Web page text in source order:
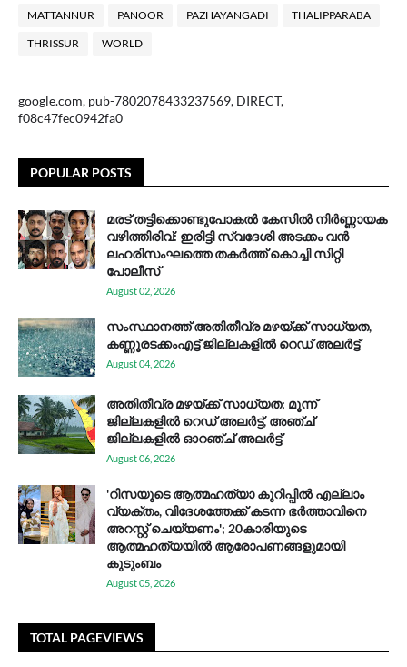
MATTANNUR PANOOR PAZHAYANGADI THALIPPARABA
THRISSUR WORLD
google.com, pub-7802078433237569, DIRECT,
f08c47fec0942fa0
POPULAR POSTS
മരട് തട്ടിക്കൊണ്ടുപോകൽ കേസിൽ നിർണ്ണായക
വഴിത്തിരിവ്: ഇരിട്ടി സ്വദേശി അടക്കം വൻ
ലഹരിസംഘത്തെ തകർത്ത് കൊച്ചി സിറ്റി
പോലീസ്
August 02, 2026
സം​സ്ഥാ​ന​ത്ത് അ​തി​തീ​വ്ര മ​ഴ​യ്ക്ക് സാ​ധ്യ​ത,
കണ്ണൂരടക്കംഎ​ട്ട് ജി​ല്ല​ക​ളി​ൽ റെ​ഡ് അ​ലർ​ട്ട്
August 04, 2026
അതിതീവ്ര മഴയ്ക്ക് സാധ്യത; മൂന്ന്
ജില്ലകളിൽ റെഡ് അലർട്ട്, അഞ്ച്
ജില്ലകളിൽ ഓറഞ്ച് അലർട്ട്
August 06, 2026
'റിസയുടെ ആത്മഹത്യാ കുറിപ്പിൽ എല്ലാം
വ്യക്തം, വിദേശത്തേക്ക് കടന്ന ഭർത്താവിനെ
അറസ്റ്റ് ചെയ്യണം'; 20കാരിയുടെ
ആത്മഹത്യയിൽ ആരോപണങ്ങളുമായി
കുടുംബം
August 05, 2026
TOTAL PAGEVIEWS